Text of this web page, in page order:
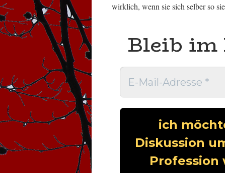
wirklich, wenn sie sich selber so
Bleib im